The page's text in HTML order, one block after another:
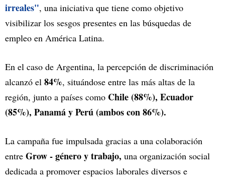
irreales", una iniciativa que tiene como objetivo
visibilizar los sesgos presentes en las búsquedas de
empleo en América Latina.
En el caso de Argentina, la percepción de discriminación
alcanzó el 84%, situándose entre las más altas de la
región, junto a países como Chile (88%), Ecuador
(85%), Panamá y Perú (ambos con 86%).
La campaña fue impulsada gracias a una colaboración
entre Grow - género y trabajo, una organización social
dedicada a promover espacios laborales diversos e